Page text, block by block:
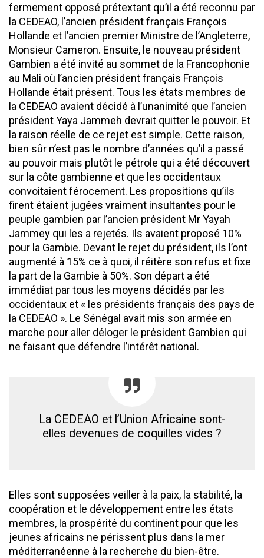
fermement opposé prétextant qu’il a été reconnu par
la CEDEAO, l’ancien président français François
Hollande et l’ancien premier Ministre de l’Angleterre,
Monsieur Cameron. Ensuite, le nouveau président
Gambien a été invité au sommet de la Francophonie
au Mali où l’ancien président français François
Hollande était présent. Tous les états membres de
la CEDEAO avaient décidé à l’unanimité que l’ancien
président Yaya Jammeh devrait quitter le pouvoir. Et
la raison réelle de ce rejet est simple. Cette raison,
bien sûr n’est pas le nombre d’années qu’il a passé
au pouvoir mais plutôt le pétrole qui a été découvert
sur la côte gambienne et que les occidentaux
convoitaient férocement. Les propositions qu’ils
firent étaient jugées vraiment insultantes pour le
peuple gambien par l’ancien président Mr Yayah
Jammey qui les a rejetés. Ils avaient proposé 10%
pour la Gambie. Devant le rejet du président, ils l’ont
augmenté à 15% ce à quoi, il réitère son refus et fixe
la part de la Gambie à 50%. Son départ a été
immédiat par tous les moyens décidés par les
occidentaux et « les présidents français des pays de
la CEDEAO ». Le Sénégal avait mis son armée en
marche pour aller déloger le président Gambien qui
ne faisant que défendre l’intérêt national.
La CEDEAO et l’Union Africaine sont-
elles devenues de coquilles vides ?
Elles sont supposées veiller à la paix, la stabilité, la
coopération et le développement entre les états
membres, la prospérité du continent pour que les
jeunes africains ne périssent plus dans la mer
méditerranéenne à la recherche du bien-être.